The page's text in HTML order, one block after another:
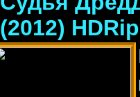
(2012)